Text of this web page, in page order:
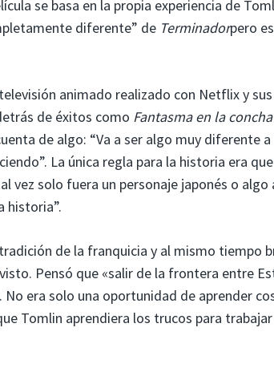
se basa en la propia experiencia de
diferente” de Terminadorpero
animado realizado con Netflix y
de éxitos como Fantasma en la concha
de algo: “Va a ser algo muy diferente
La única regla para la historia era
vez solo fuera un personaje japonés o algo
historia”.
de la franquicia y al mismo tiempo
Pensó que «salir de la frontera entre
era solo una oportunidad de aprender
Tomlin aprendiera los trucos para